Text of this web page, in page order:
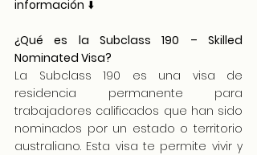
información ⬇️
¿Qué es la Subclass 190 – Skilled
Nominated Visa?
La Subclass 190 es una visa de
residencia permanente para
trabajadores calificados que han sido
nominados por un estado o territorio
australiano. Esta visa te permite vivir y